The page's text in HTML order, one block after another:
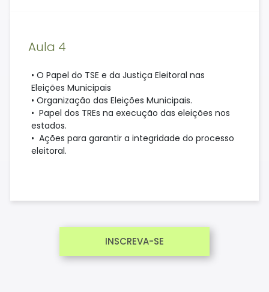
Aula 4
• O Papel do TSE e da Justiça Eleitoral nas
Eleições Municipais
• Organização das Eleições Municipais.
• Papel dos TREs na execução das eleições nos
estados.
• Ações para garantir a integridade do processo
eleitoral.
INSCREVA-SE